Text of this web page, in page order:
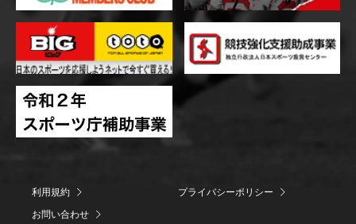
利用規約
プライバシーポリシー
お問い合わせ